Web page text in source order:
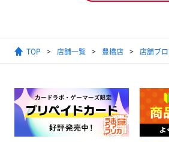
TOP 店舗一覧 豊橋店 店舗ブ